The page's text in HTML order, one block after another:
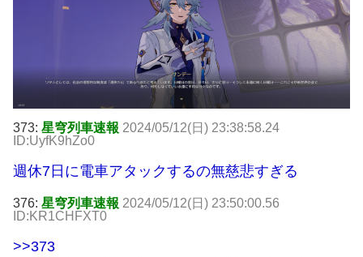
373: 星穹列車速報 2024/05/12(日) 23:38:58.24
ID:UyfK9hZo0
週休7日に電車アタックするの無慈悲すぎる
376: 星穹列車速報 2024/05/12(日) 23:50:00.56
ID:KR1CHFXT0
>>373